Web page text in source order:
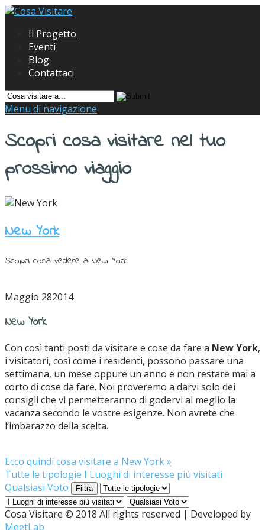
Il Progetto
Eventi
Blog
Contattaci
Menu di navigazione
Scopri cosa visitare nel tuo
prossimo viaggio
New York
Scopri cosa vedere a New York
Maggio 282014
New York
Con così tanti posti da visitare e cose da fare a New York,
i visitatori, così come i residenti, possono passare una
settimana, un mese oppure un anno e non restare mai a
corto di cose da fare. Noi proveremo a darvi solo dei
consigli che vi permetteranno di godervi al meglio la
vacanza secondo le vostre esigenze. Non avrete che
l’imbarazzo della scelta.
Ecco quindi cosa visitare a New York»
Tutte le tipologie I Luoghi di interesse più visitati
Qualsiasi Voto
Filtra
Cosa Visitare © 2018 All rights reserved | Developed by
MeetLab